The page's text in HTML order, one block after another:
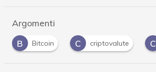
Argomenti
C
criptovalute C cyber insurance